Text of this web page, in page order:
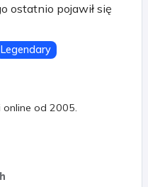
ostatnio pojawił się
dzielił z Wami
firmy,
jeśli zechcecie)
rozwiązuję trudne
jak analizuję rynki
opłatą
dla tych, którzy
Legendary
online od 2005.